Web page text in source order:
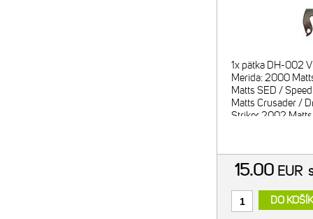
1x pätka DH-002
Merida: 2000
Matts SED /
Matts Crusader /
Striker 2002
15.00 EUR
DO